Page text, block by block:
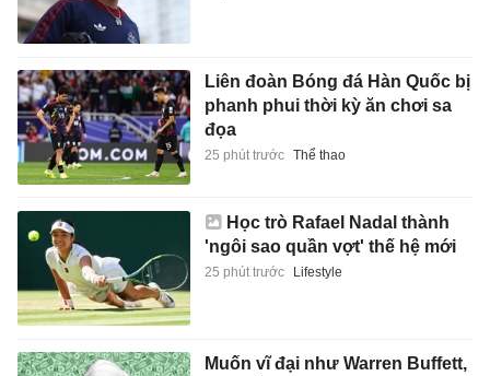
Liên đoàn Bóng đá Hàn Quốc bị
phanh phui thời kỳ ăn chơi sa
đọa
25 phút trước Thể thao
Học trò Rafael Nadal thành
'ngôi sao quần vợt' thế hệ mới
25 phút trước Lifestyle
Muốn vĩ đại như Warren Buffett,